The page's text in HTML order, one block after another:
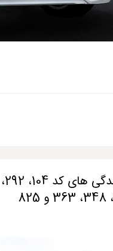
لغو امتیاز نمایندگی های کد 104، 292،